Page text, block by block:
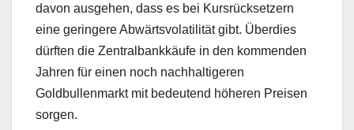
davon ausgehen, dass es bei Kursrücksetzern
eine geringere Abwärtsvolatilität gibt. Überdies
dürften die Zentralbankkäufe in den kommenden
Jahren für einen noch nachhaltigeren
Goldbullenmarkt mit bedeutend höheren Preisen
sorgen.